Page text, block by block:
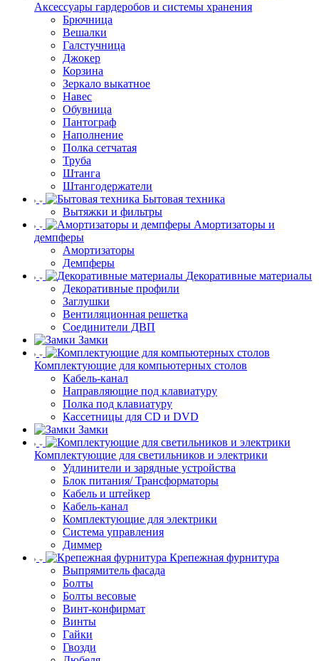
Аксессуары гардеробов и системы хранения
Брючница
Вешалки
Галстучница
Джокер
Корзина
Зеркало выкатное
Навес
Обувница
Пантограф
Наполнение
Полка сетчатая
Труба
Штанга
Штангодержатели
Бытовая техника
Вытяжки и фильтры
Амортизаторы и
демпферы
Амортизаторы
Демпферы
Декоративные материалы
Декоративные профили
Заглушки
Вентиляционная решетка
Соединители ДВП
Замки
Комплектующие для компьютерных столов
Кабель-канал
Направляющие под клавиатуру
Полка под клавиатуру
Кассетницы для CD и DVD
Замки
Комплектующие для светильников и электрики
Удлинители и зарядные устройства
Блок питания/ Трансформаторы
Кабель и штейкер
Кабель-канал
Комплектующие для электрики
Система управления
Диммер
Крепежная фурнитура
Выпрямитель фасада
Болты
Болты весовые
Винт-конфирмат
Винты
Гайки
Гвозди